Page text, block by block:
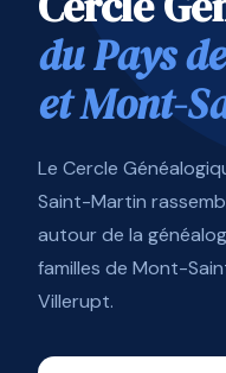
du Pays
et Mont-
Le Cercle
Saint-Martin
autour de la
familles de Mont-
Villerupt.